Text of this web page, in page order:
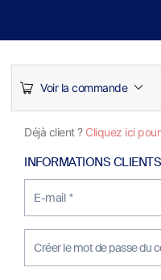
Voir la commande
Déjà client ? Cliquez ici
INFORMATIONS CLIENTS
E-mail *
Créer le mot de passe du